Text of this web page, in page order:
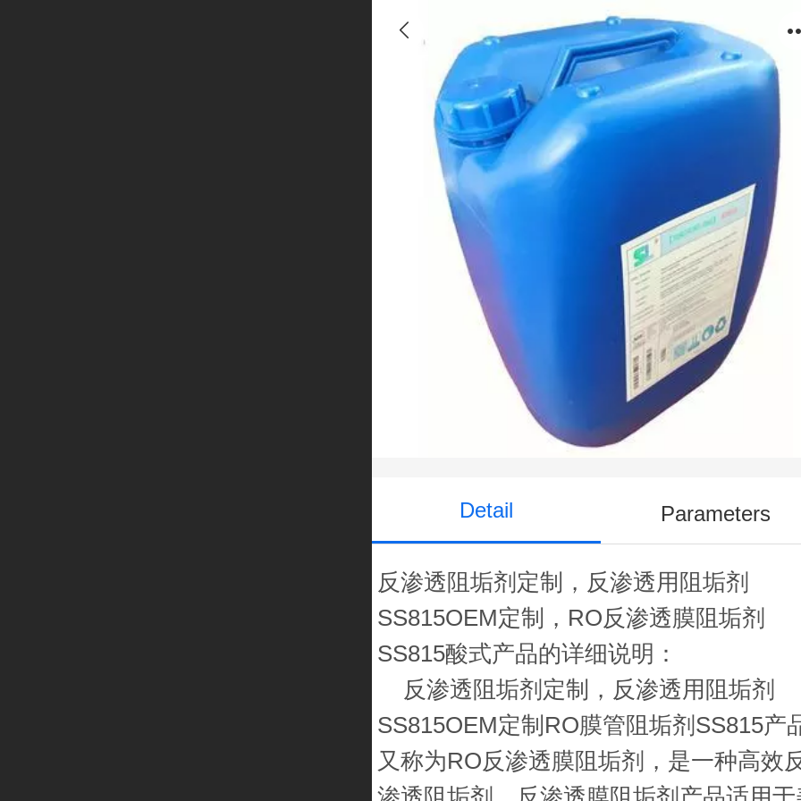
反渗透阻垢剂定制，反渗透用阻垢剂
SS815OEM定制
Detail Parameters
反渗透阻垢剂定制，反渗透用阻垢剂
SS815OEM定制，RO反渗透膜阻垢剂
SS815酸式产品的详细说明：
反渗透阻垢剂定制，反渗透用阻垢剂
SS815OEM定制RO膜管阻垢剂SS815产
又称为RO反渗透膜阻垢剂，是一种高效